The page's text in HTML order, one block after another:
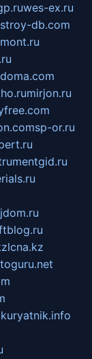
wes-ex.ru
stroy-db.com
mirjon.ru
sp-or.ru
lcna.kz
kuryatnik.info